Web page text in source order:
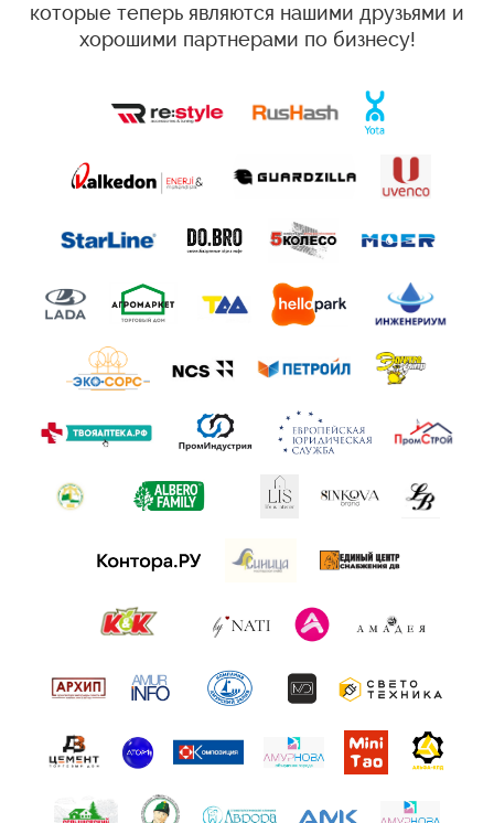
которые теперь являются нашими друзьями и
хорошими партнерами по бизнесу!